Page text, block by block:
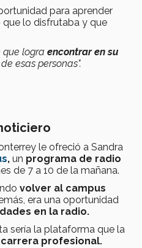
para aprender
lo disfrutaba y que
que logra encontrar ensu
esas personas".
le ofreció a Sandra
, un programa de radio
de 7 a 10 de la mañana.
volver al campus
era una oportunidad
en la radio.
sería la plataforma que la
profesional.